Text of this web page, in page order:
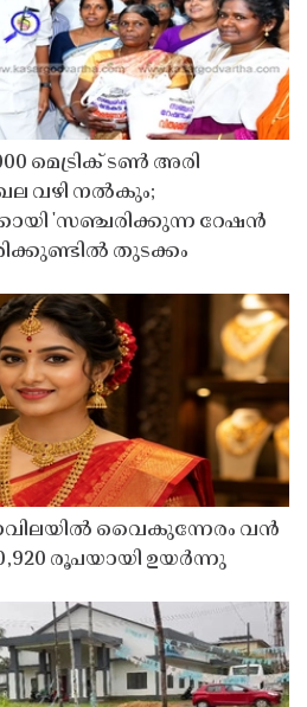
മെട്രിക് ടൺ അരി
വഴി നൽകും;
'സഞ്ചരിക്കുന്ന റേഷൻ
തുടക്കം
വൈകുന്നേരം വൻ
രൂപയായി ഉയർന്നു